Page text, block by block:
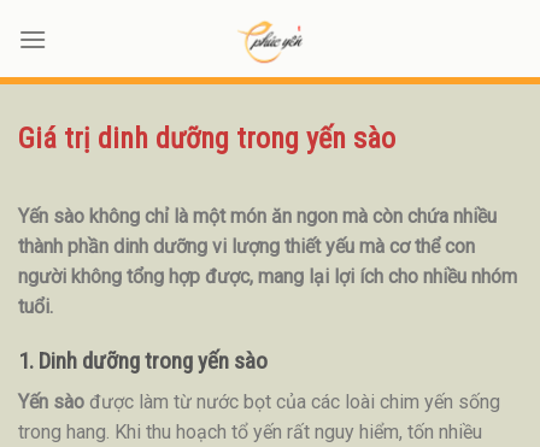
content
Giá trị dinh dưỡng trong yến sào
Yến sào không chỉ là một món ăn ngon mà còn chứa nhiều
thành phần dinh dưỡng vi lượng thiết yếu mà cơ thể con
người không tổng hợp được, mang lại lợi ích cho nhiều nhóm
tuổi.
1. Dinh dưỡng trong yến sào
Yến sào được làm từ nước bọt của các loài chim yến sống
trong hang. Khi thu hoạch tổ yến rất nguy hiểm, tốn nhiều